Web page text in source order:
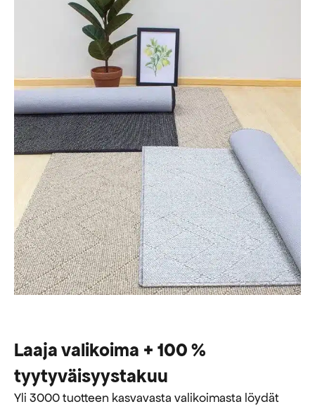
Laaja valikoima + 100 %
tyytyväisyystakuu
Yli 3000 tuotteen kasvavasta valikoimasta löydät